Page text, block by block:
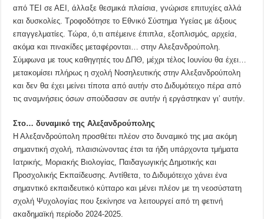
από ΤΕΙ σε ΑΕΙ, άλλαξε θεσμικά πλαίσια, γνώρισε επιτυχίες αλλά
και δυσκολίες. Τροφοδότησε το Εθνικό Σύστημα Υγείας με άξιους
επαγγελματίες. Τώρα, ό,τι απέμεινε έπιπλα, εξοπλισμός, αρχεία,
ακόμα και πινακίδες μεταφέρονται… στην Αλεξανδρούπολη.
Σύμφωνα με τους καθηγητές του ΔΠΘ, μέχρι τέλος Ιουνίου θα έχει…
μετακομίσει πλήρως η σχολή Νοσηλευτικής στην Αλεξανδρούπολη
και δεν θα έχει μείνει τίποτα από αυτήν στο Διδυμότειχο πέρα από
τις αναμνήσεις όσων σπούδασαν σε αυτήν ή εργάστηκαν γι’ αυτήν.
Στο… δυναμικό της Αλεξανδρούπολης
Η Αλεξανδρούπολη προσθέτει πλέον στο δυναμικό της μια ακόμη
σημαντική σχολή, πλαισιώνοντας έτσι τα ήδη υπάρχοντα τμήματα
Ιατρικής, Μοριακής Βιολογίας, Παιδαγωγικής Δημοτικής και
Προσχολικής Εκπαίδευσης. Αντίθετα, το Διδυμότειχο χάνει ένα
σημαντικό εκπαιδευτικό κύτταρο και μένει πλέον με τη νεοσύστατη
σχολή Ψυχολογίας που ξεκίνησε να λειτουργεί από τη φετινή
ακαδημαϊκή περίοδο 2024-2025.